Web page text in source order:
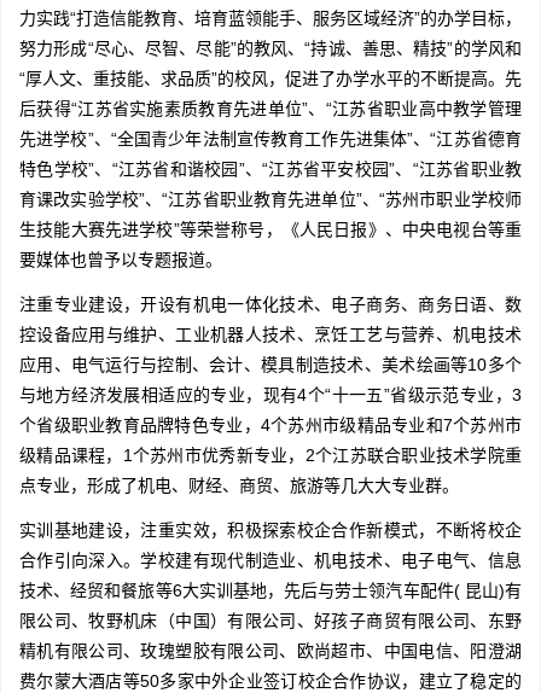
力实践“打造信能教育、培育蓝领能手、服务区域经济”的办学目标，
努力形成“尽心、尽智、尽能”的教风、“持诚、善思、精技”的学风和
“厚人文、重技能、求品质”的校风，促进了办学水平的不断提高。先
后获得“江苏省实施素质教育先进单位”、“江苏省职业高中教学管理
先进学校”、“全国青少年法制宣传教育工作先进集体”、“江苏省德育
特色学校”、“江苏省和谐校园”、“江苏省平安校园”、“江苏省职业教
育课改实验学校”、“江苏省职业教育先进单位”、“苏州市职业学校师
生技能大赛先进学校”等荣誉称号，《人民日报》、中央电视台等重
要媒体也曾予以专题报道。
注重专业建设，开设有机电一体化技术、电子商务、商务日语、数
控设备应用与维护、工业机器人技术、烹饪工艺与营养、机电技术
应用、电气运行与控制、会计、模具制造技术、美术绘画等10多个
与地方经济发展相适应的专业，现有4个“十一五”省级示范专业，3
个省级职业教育品牌特色专业，4个苏州市级精品专业和7个苏州市
级精品课程，1个苏州市优秀新专业，2个江苏联合职业技术学院重
点专业，形成了机电、财经、商贸、旅游等几大大专业群。
实训基地建设，注重实效，积极探索校企合作新模式，不断将校企
合作引向深入。学校建有现代制造业、机电技术、电子电气、信息
技术、经贸和餐旅等6大实训基地，先后与劳士领汽车配件( 昆山)有
限公司、牧野机床（中国）有限公司、好孩子商贸有限公司、东野
精机有限公司、玫瑰塑胶有限公司、欧尚超市、中国电信、阳澄湖
费尔蒙大酒店等50多家中外企业签订校企合作协议，建立了稳定的